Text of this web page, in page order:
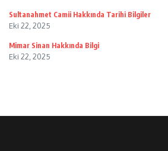
Sultanahmet Camii Hakkında Tarihi Bilgiler
Eki 22, 2025
Mimar Sinan Hakkında Bilgi
Eki 22, 2025